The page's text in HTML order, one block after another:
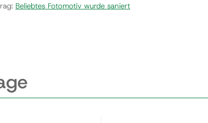
Beliebtes Fotomotiv wurde saniert